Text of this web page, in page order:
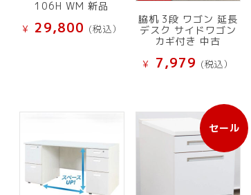
106H WM 新品
¥ 29,800 (税込）
脇机 3段 ワゴン 延長
デスク サイドワゴン
カギ付き 中古
¥ 7,979 (税込）
セール
販
売
中